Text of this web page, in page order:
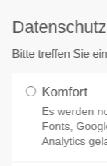
Bitte treffen Sie
Komfort
Es werden
Fonts,
Analytics